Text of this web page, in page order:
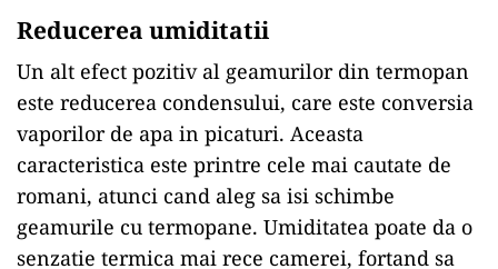
Reducerea umiditatii
Un alt efect pozitiv al geamurilor din termopan
este reducerea condensului, care este conversia
vaporilor de apa in picaturi. Aceasta
caracteristica este printre cele mai cautate de
romani, atunci cand aleg sa isi schimbe
geamurile cu termopane. Umiditatea poate da o
senzatie termica mai rece camerei, fortand sa